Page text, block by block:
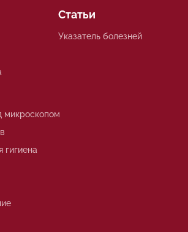
микроскопом
гигиена
Статьи
Указатель болезней